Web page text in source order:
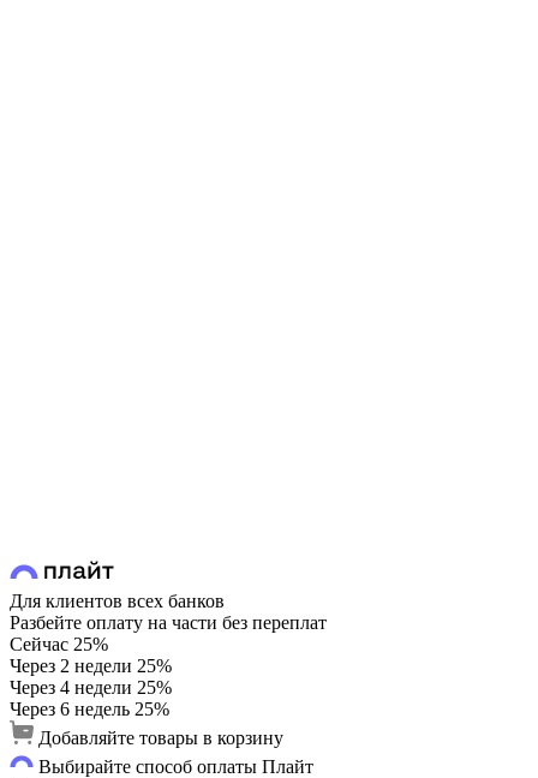
Для клиентов всех банков
Разбейте оплату на части без переплат
Сейчас 25%
Через 2 недели 25%
Через 4 недели 25%
Через 6 недель 25%
Добавляйте товары в корзину
Выбирайте способ оплаты Плайт